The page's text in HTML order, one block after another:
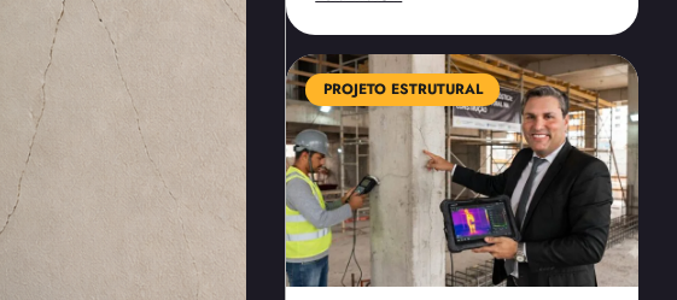
PROJETO ESTRUTURAL